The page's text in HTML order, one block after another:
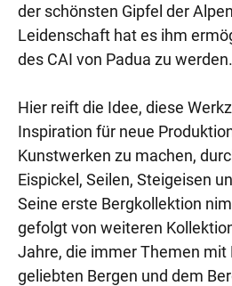
der schönsten Gipfel der
Leidenschaft hat es ihm
des CAI von Padua zu werden.
Hier reift die Idee, diese
Inspiration für neue
Kunstwerken zu machen,
Eispickel, Seilen, Steigeisen
Seine erste Bergkollektion
gefolgt von weiteren
Jahre, die immer Themen mit
geliebten Bergen und dem